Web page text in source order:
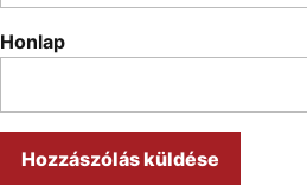
Honlap